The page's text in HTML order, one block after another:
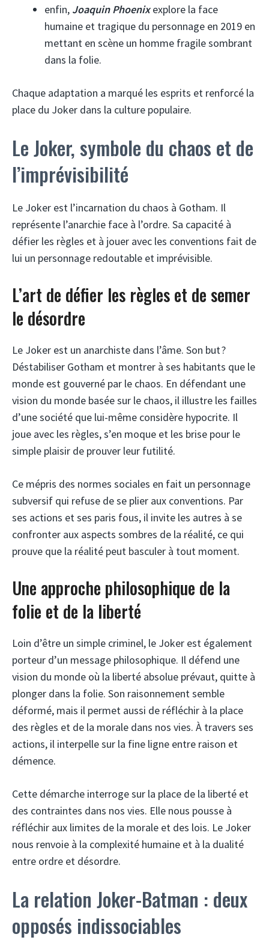
enfin, Joaquin Phoenixexplore la face
humaine et tragique du personnage en 2019 en
mettant en scène un homme fragile sombrant
dans la folie.
Chaque adaptation a marqué les esprits et renforcé la
place du Joker dans la culture populaire.
Le Joker, symbole du chaos et de
l’imprévisibilité
Le Joker est l’incarnation du chaos à Gotham. Il
représente l’anarchie face à l’ordre. Sa capacité à
défier les règles et à jouer avec les conventions fait de
lui un personnage redoutable et imprévisible.
L’art de défier les règles et de semer
le désordre
Le Joker est un anarchiste dans l’âme. Son but ?
Déstabiliser Gotham et montrer à ses habitants que le
monde est gouverné par le chaos. En défendant une
vision du monde basée sur le chaos, il illustre les failles
d’une société que lui-même considère hypocrite. Il
joue avec les règles, s’en moque et les brise pour le
simple plaisir de prouver leur futilité.
Ce mépris des normes sociales en fait un personnage
subversif qui refuse de se plier aux conventions. Par
ses actions et ses paris fous, il invite les autres à se
confronter aux aspects sombres de la réalité, ce qui
prouve que la réalité peut basculer à tout moment.
Une approche philosophique de la
folie et de la liberté
Loin d’être un simple criminel, le Joker est également
porteur d’un message philosophique. Il défend une
vision du monde où la liberté absolue prévaut, quitte à
plonger dans la folie. Son raisonnement semble
déformé, mais il permet aussi de réfléchir à la place
des règles et de la morale dans nos vies. À travers ses
actions, il interpelle sur la fine ligne entre raison et
démence.
Cette démarche interroge sur la place de la liberté et
des contraintes dans nos vies. Elle nous pousse à
réfléchir aux limites de la morale et des lois. Le Joker
nous renvoie à la complexité humaine et à la dualité
entre ordre et désordre.
La relation Joker-Batman : deux
opposés indissociables